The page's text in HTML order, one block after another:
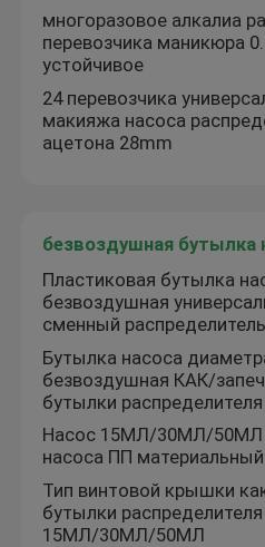
Насос распределителя
Косметические насосы
Насос перевозчика
безвоздушная бутылка
Спрейер кредитной
Брызги духов ручки
многоразовое алкалиа
перевозчика маникюра
устойчивое
24 перевозчика
макияжа насоса
ацетона 28mm
безвоздушная бутылка
Пластиковая бутылка
безвоздушная
сменный распределитель
Бутылка насоса
безвоздушная КАК/
бутылки
Насос 15МЛ/30МЛ/50МЛ
насоса ПП
Тип винтовой крышки
бутылки
15МЛ/30МЛ/50МЛ